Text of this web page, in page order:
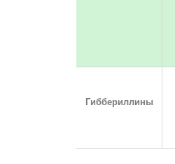
Гиббериллины